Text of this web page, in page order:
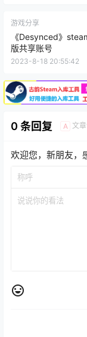
游戏分享
《Desynced》
版共享账号
2023-8-18 20:55:42
0 条回复 A 文
欢迎您，新朋友，